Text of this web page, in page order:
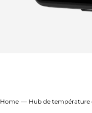
Home Hub de